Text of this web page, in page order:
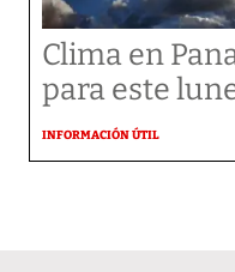
Clima en
para este
INFORMACIÓN ÚTIL